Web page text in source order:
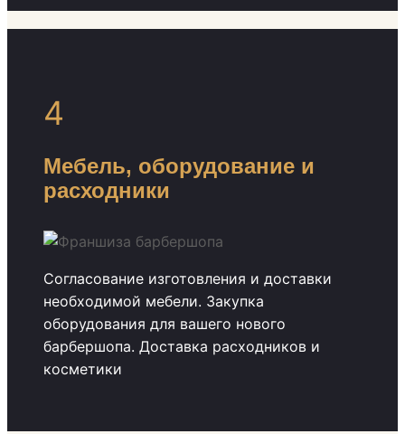
4
Мебель, оборудование и
расходники
Согласование изготовления и доставки
необходимой мебели. Закупка
оборудования для вашего нового
барбершопа. Доставка расходников и
косметики